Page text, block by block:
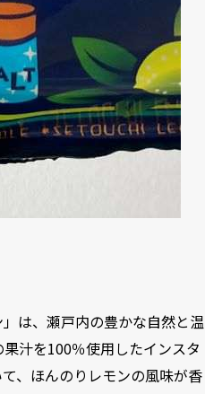
は、瀬戸内の豊かな自然と温
汁を100％使用したインスタ
、ほんのりレモンの風味が香